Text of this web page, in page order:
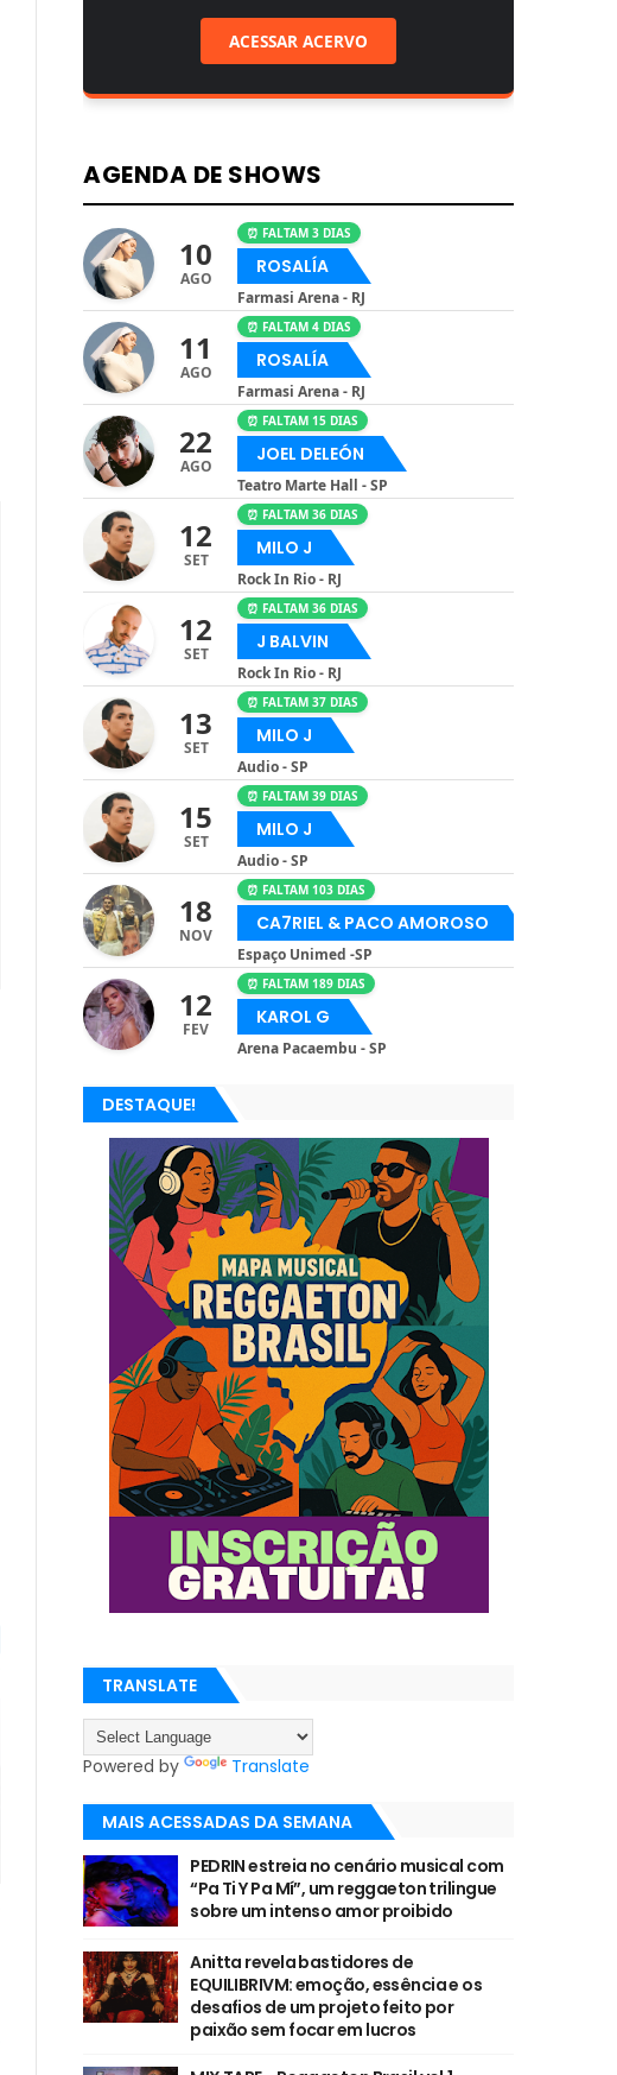
ACESSAR ACERVO
AGENDA DE SHOWS
10
AGO
⏰ FALTAM 3 DIAS
ROSALÍA
Farmasi Arena - RJ
11
AGO
⏰ FALTAM 4 DIAS
ROSALÍA
Farmasi Arena - RJ
22
AGO
⏰ FALTAM 15 DIAS
JOEL DELEÓN
Teatro Marte Hall - SP
12
SET
⏰ FALTAM 36 DIAS
MILO J
Rock In Rio - RJ
12
SET
⏰ FALTAM 36 DIAS
J BALVIN
Rock In Rio - RJ
13
SET
⏰ FALTAM 37 DIAS
MILO J
Audio - SP
15
SET
⏰ FALTAM 39 DIAS
MILO J
Audio - SP
18
NOV
⏰ FALTAM 103 DIAS
CA7RIEL & PACO AMOROSO
Espaço Unimed -SP
12
FEV
⏰ FALTAM 189 DIAS
KAROL G
Arena Pacaembu - SP
DESTAQUE!
TRANSLATE
Powered by Translate
MAIS ACESSADAS DA SEMANA
PEDRIN estreia no cenário musical com
“Pa Ti Y Pa Mí”, um reggaeton trilingue
sobre um intenso amor proibido
Anitta revela bastidores de
EQUILIBRIVM: emoção, essência e os
desafios de um projeto feito por
paixão sem focar em lucros